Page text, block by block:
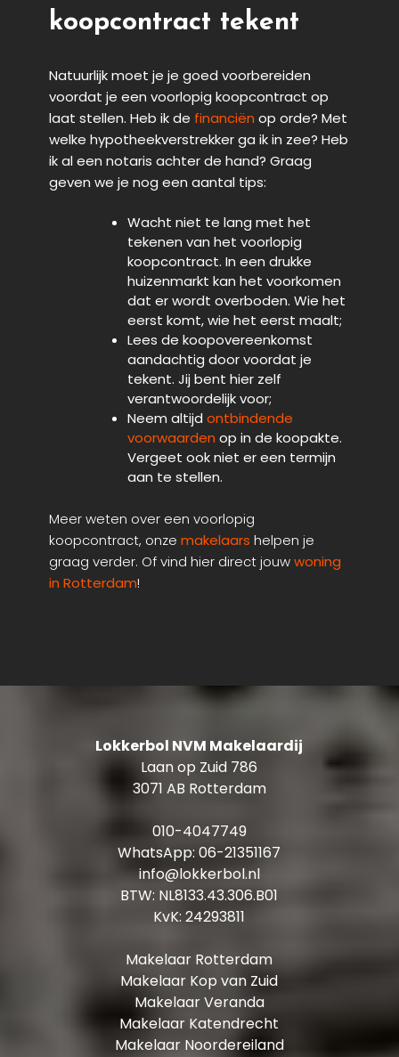
koopcontract tekent
Natuurlijk moet je je goed voorbereiden
voordat je een voorlopig koopcontract op
laat stellen. Heb ik de financiën op orde? Met
welke hypotheekverstrekker ga ik in zee? Heb
ik al een notaris achter de hand? Graag
geven we je nog een aantal tips:
Wacht niet te lang met het
tekenen van het voorlopig
koopcontract. In een drukke
huizenmarkt kan het voorkomen
dat er wordt overboden. Wie het
eerst komt, wie het eerst maalt;
Lees de koopovereenkomst
aandachtig door voordat je
tekent. Jij bent hier zelf
verantwoordelijk voor;
Neem altijd ontbindende
voorwaarden op in de koopakte.
Vergeet ook niet er een termijn
aan te stellen.
Meer weten over een voorlopig
koopcontract, onze makelaars helpen je
graag verder. Of vind hier direct jouwwoning
in Rotterdam!
Lokkerbol NVM Makelaardij
Laan op Zuid 786
3071 AB Rotterdam
010-4047749
WhatsApp:06-21351167
info@lokkerbol.nl
BTW: NL8133.43.306.B01
KvK: 24293811
Makelaar Rotterdam
Makelaar Kop van Zuid
Makelaar Veranda
Makelaar Katendrecht
Makelaar Noordereiland